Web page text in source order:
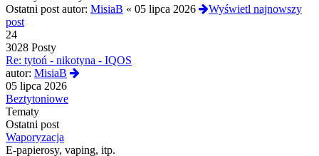
Ostatni post autor: MisiaB « 05 lipca 2026
Wyświetl najnowszy
post
24
3028 Posty
Re: tytoń - nikotyna - IQOS
autor: MisiaB
05 lipca 2026
Beztytoniowe
Tematy
Ostatni post
Waporyzacja
E-papierosy, vaping, itp.